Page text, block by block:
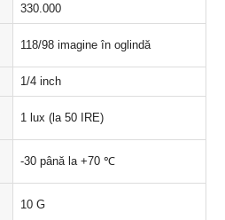
330.000
118/98 imagine în oglindă
1/4 inch
1 lux (la 50 IRE)
-30 până la +70 ℃
10 G